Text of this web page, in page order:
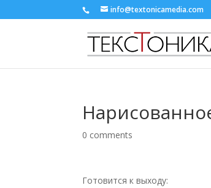
info@textonicamedia.com
0 comments
Готовится к выходу: